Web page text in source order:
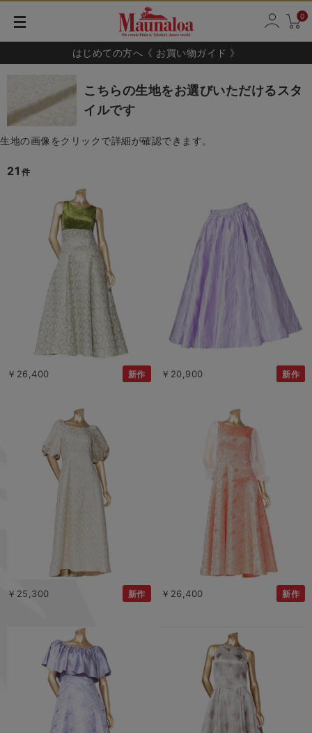
0
はじめての方へ《 お買い物ガイド 》
こちらの生地をお選びいただけるスタ
イルです
生地の画像をクリックで詳細が確認できます。
21 件
￥26,400 新作 ￥20,900 新作
￥25,300 新作 ￥26,400 新作